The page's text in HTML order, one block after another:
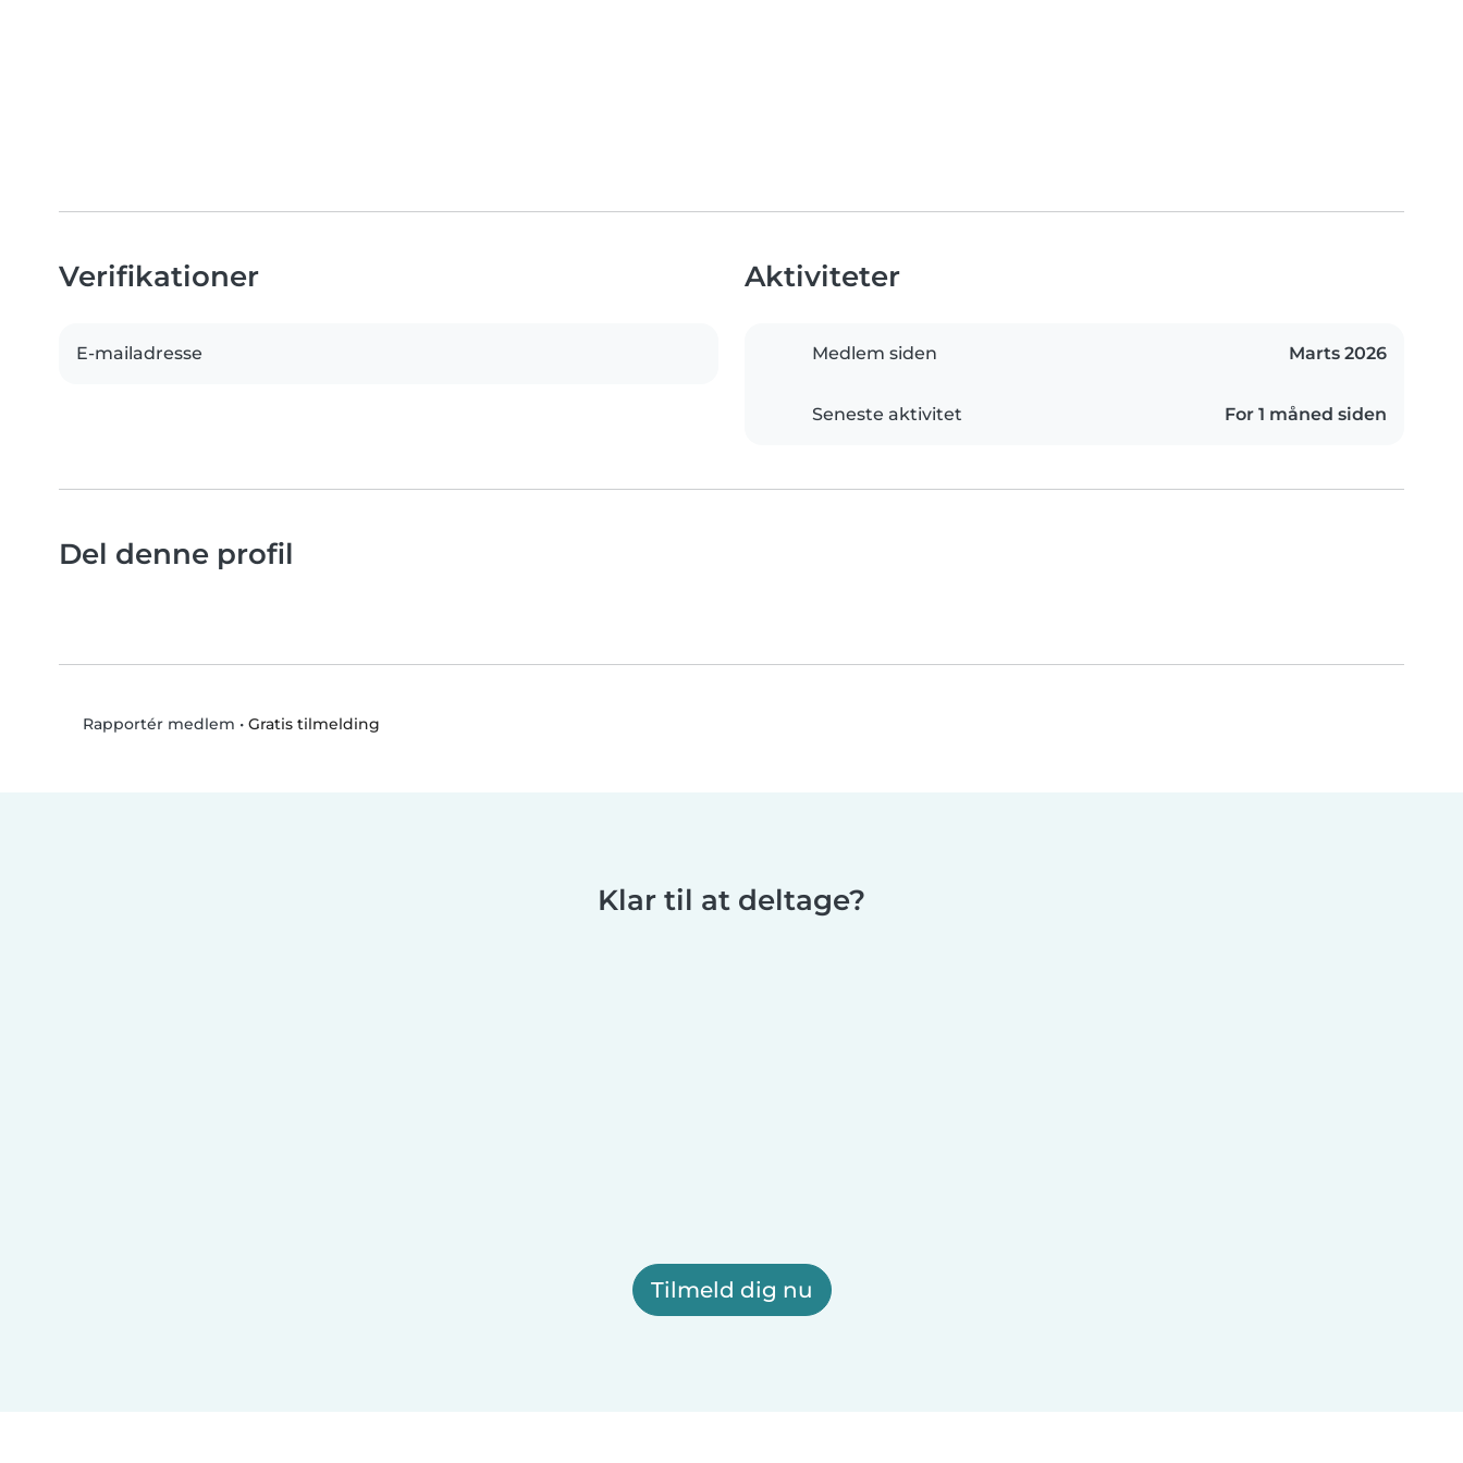
Verifikationer
E-mailadresse
Aktiviteter
Medlem siden Marts 2026
Seneste aktivitet For 1 måned siden
Del denne profil
Rapportér medlem • Gratis tilmelding
Klar til at deltage?
Tilmeld dig nu